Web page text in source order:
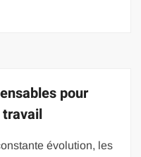
pour
travail
évolution, les